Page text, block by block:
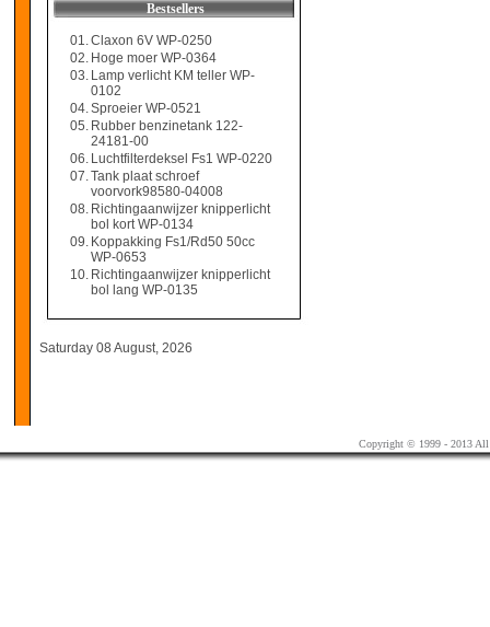
Bestsellers
01.Claxon 6V WP-0250
02. Hoge moer WP-0364
03. Lamp verlicht KM teller WP-
0102
04.Sproeier WP-0521
05. Rubber benzinetank 122-
24181-00
06. Luchtfilterdeksel Fs1 WP-0220
07.Tank plaat schroef
voorvork98580-04008
08. Richtingaanwijzer knipperlicht
bol kort WP-0134
09. Koppakking Fs1/Rd50 50cc
WP-0653
10. Richtingaanwijzer knipperlicht
bol lang WP-0135
Saturday 08 August, 2026
Copyright © 1999 - 2013 All